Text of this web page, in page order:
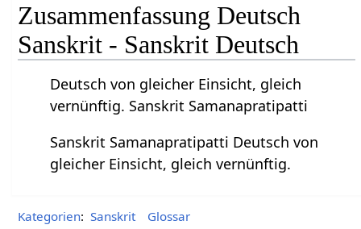
Zusammenfassung Deutsch
Sanskrit - Sanskrit Deutsch
Deutsch von gleicher Einsicht, gleich
vernünftig. Sanskrit Samanapratipatti
Sanskrit Samanapratipatti Deutsch von
gleicher Einsicht, gleich vernünftig.
Kategorien: Sanskrit Glossar